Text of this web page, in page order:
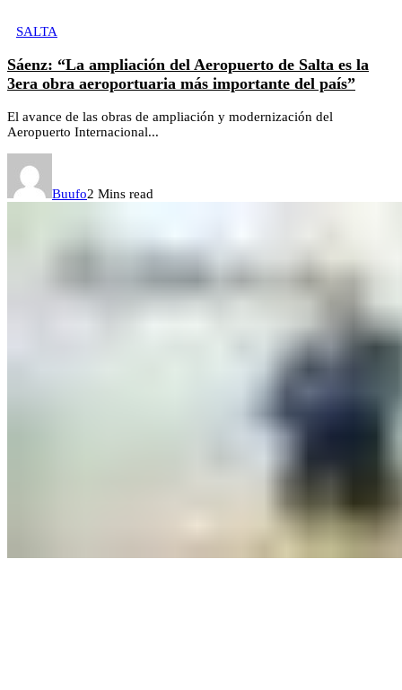
SALTA
Sáenz: “La ampliación del Aeropuerto de Salta es la
3era obra aeroportuaria más importante del país”
El avance de las obras de ampliación y modernización del
Aeropuerto Internacional...
Buufo2 Mins read